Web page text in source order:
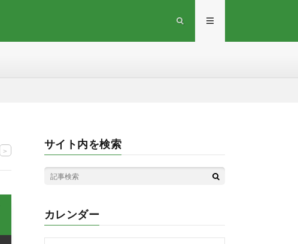
>
サイト内を検索
カレンダー